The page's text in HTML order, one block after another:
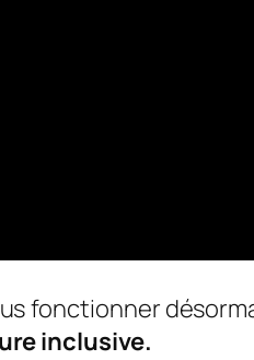
fonctionner
inclusive.